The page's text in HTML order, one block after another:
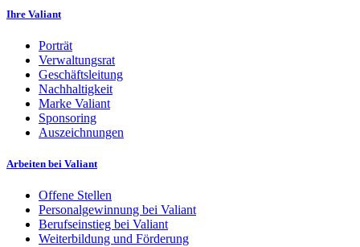
Ihre Valiant
Porträt
Verwaltungsrat
Geschäftsleitung
Nachhaltigkeit
Marke Valiant
Sponsoring
Auszeichnungen
Arbeiten bei Valiant
Offene Stellen
Personalgewinnung bei Valiant
Berufseinstieg bei Valiant
Weiterbildung und Förderung